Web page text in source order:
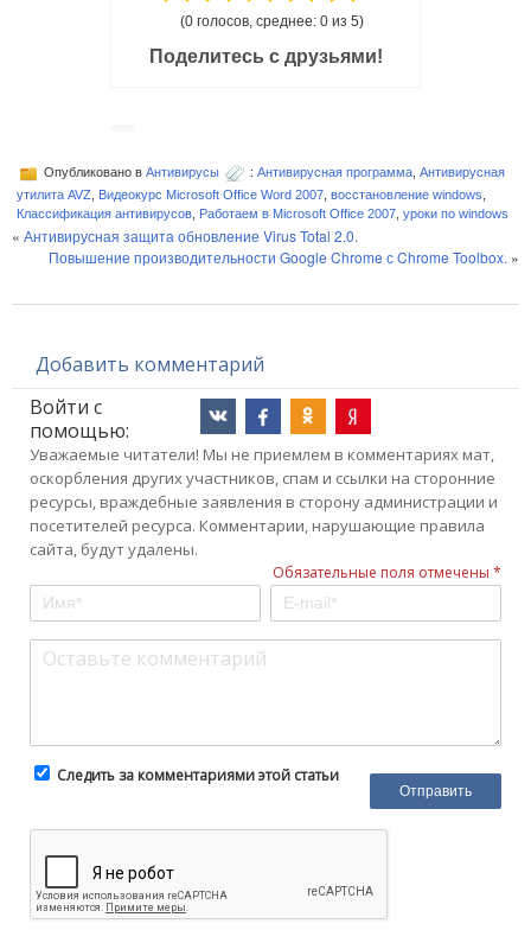
(0 голосов, среднее: 0 из 5)
Поделитесь с друзьями!
Опубликовано в Антивирусы : Антивирусная программа Антивирусная
утилита AVZ
Видеокурс Microsoft Office Word 2007 восстановление windows
Классификация антивирусов Работаем в Microsoft Office 2007 уроки по windows
« Антивирусная защита обновление Virus Total 2.0.
Повышение производительности Google Chrome с Chrome Toolbox. »
Добавить комментарий
Войти с
помощью:
Уважаемые читатели! Мы не приемлем в комментариях мат,
оскорбления других участников, спам и ссылки на сторонние
ресурсы, враждебные заявления в сторону администрации и
посетителей ресурса. Комментарии, нарушающие правила
сайта, будут удалены.
Обязательные поля отмечены *
Следить за комментариями этой статьи